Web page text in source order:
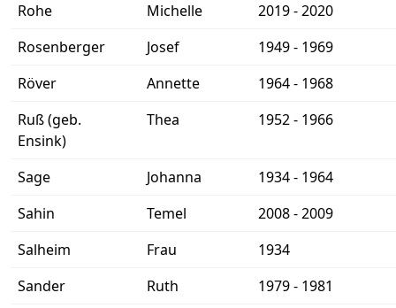
Rohe
Michelle
2019 - 2020
Rosenberger
Josef
1949 - 1969
Röver
Annette
1964 - 1968
Ruß (geb.
Ensink)
Thea 1952 - 1966
Sage Johanna
1934 - 1964
Sahin
Temel
2008 - 2009
Salheim
Frau
1934
Sander
Ruth
1979 - 1981